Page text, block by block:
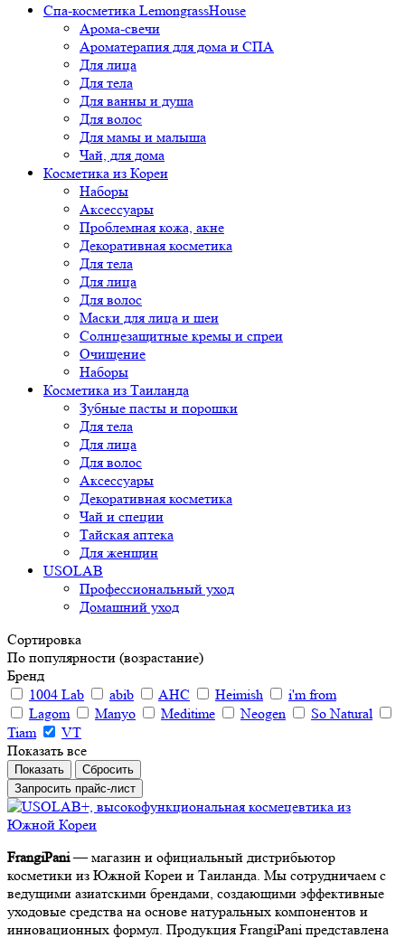
Спа-косметика LemongrassHouse
Арома-свечи
Ароматерапия для дома и СПА
Для лица
Для тела
Для ванны и душа
Для волос
Для мамы и малыша
Чай, для дома
Косметика из Кореи
Наборы
Аксессуары
Проблемная кожа, акне
Декоративная косметика
Для тела
Для лица
Для волос
Маски для лица и шеи
Солнцезащитные кремы и спреи
Очищение
Наборы
Косметика из Таиланда
Зубные пасты и порошки
Для тела
Для лица
Для волос
Аксессуары
Декоративная косметика
Чай и специи
Тайская аптека
Для женщин
USOLAB
Профессиональный уход
Домашний уход
Сортировка
По популярности (возрастание)
Бренд
1004 Lab
abib AHC Heimish
i'm from
Lagom
Manyo Meditime Neogen
So Natural
Tiam
VT
Показать все
Сбросить
Запросить прайс-лист
FrangiPani— магазин и официальный дистрибьютор
косметики из Южной Кореи и Таиланда. Мы сотрудничаем с
ведущими азиатскими брендами, создающими эффективные
уходовые средства на основе натуральных компонентов и
инновационных формул. Продукция FrangiPani представлена